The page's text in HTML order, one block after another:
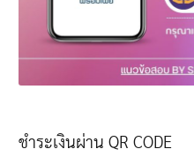
ชำระเงินผ่าน QR CODE